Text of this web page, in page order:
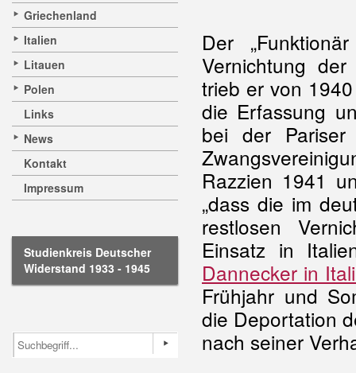
Griechenland
Italien
Litauen
Polen
Links
News
Kontakt
Impressum
Studienkreis Deutscher
Widerstand 1933 - 1945
Der
Vernichtung
trieb er von
die Erfassung
bei der
Razzien 1941
„dass die im
restlosen
Einsatz in
Dannecker in
Frühjahr und
die Deportation
nach seiner